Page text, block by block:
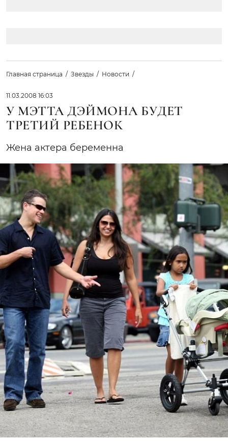
Главная страница Звезды Новости
11.03.2008 16:03
У МЭТТА ДЭЙМОНА БУДЕТ
ТРЕТИЙ РЕБЕНОК
Жена актера беременна